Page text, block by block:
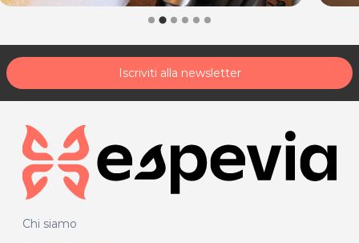
Iscriviti alla newsletter
Chi siamo